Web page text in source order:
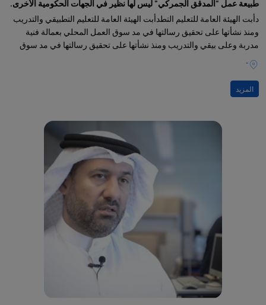
طبيعة عمل "المدقق الجمركي" ليس لها نظير في الجهات الحكومية الأخرى.
دأبت الهيئة العامة للتعليم التطدأبت الهيئة العامة للتعليم التطبيقي والتدريب
ومنذ نشأتها على تحقيق رسالتها في مد سوق العمل المحلي بعمالة فنية
مدربة وعلى بيقي والتدريب ومنذ نشأتها على تحقيق رسالتها في مد سوق
العمل المحلي بعمالة فنية مدربة وعلى قدر
-
المزيد